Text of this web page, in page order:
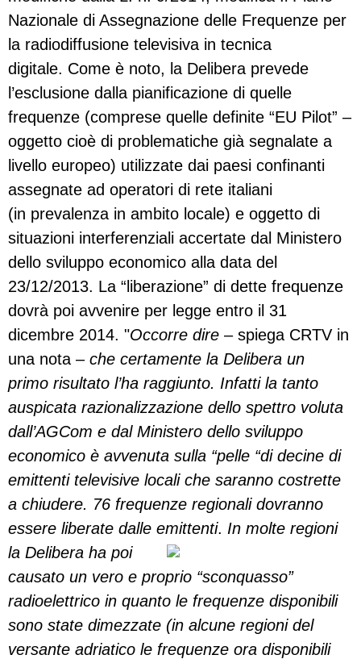
Nazionale di Assegnazione delle Frequenze per
la radiodiffusione televisiva in tecnica
digitale. Come è noto, la Delibera prevede
l’esclusione dalla pianificazione di quelle
frequenze (comprese quelle definite “EU Pilot” –
oggetto cioè di problematiche già segnalate a
livello europeo) utilizzate dai paesi confinanti
assegnate ad operatori di rete italiani
(in prevalenza in ambito locale) e oggetto di
situazioni interferenziali accertate dal Ministero
dello sviluppo economico alla data del
23/12/2013. La “liberazione” di dette frequenze
dovrà poi avvenire per legge entro il 31
dicembre 2014. "Occorre dire – spiega CRTV in
una nota – che certamente la Delibera un
primo risultato l’ha raggiunto. Infatti la tanto
auspicata razionalizzazione dello spettro voluta
dall’AGCom e dal Ministero dello sviluppo
economico è avvenuta sulla “pelle “di decine di
emittenti televisive locali che saranno costrette
a chiudere. 76 frequenze regionali dovranno
essere liberate dalle emittenti. In molte regioni
la Delibera ha poi
causato un vero e proprio “sconquasso”
radioelettrico in quanto le frequenze disponibili
sono state dimezzate (in alcune regioni del
versante adriatico le frequenze ora disponibili